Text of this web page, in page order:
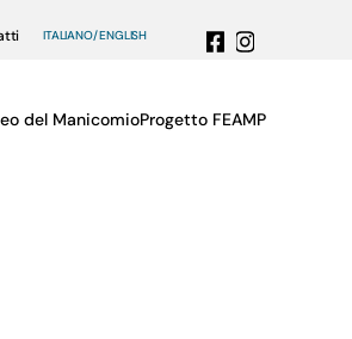
ITALIANO ENGLISH
del ManicomioProgetto FEAMP